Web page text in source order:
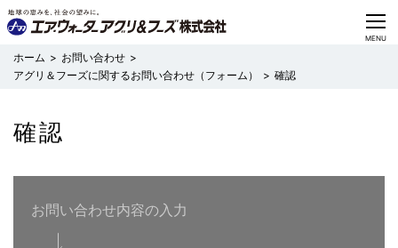
CLOSE
MENU
お問い合わせ
アグリ＆フーズに関するお問い合わせ（フォーム）
確認
確認
お問い合わせ内容の入力